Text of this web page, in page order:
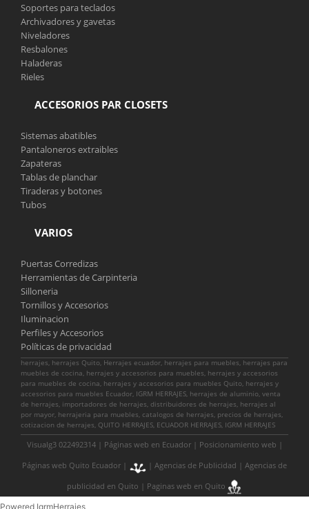
Soportes para teclados
Archivadores y gavetas
Niveladores
Resbalones
Haladeras
Rieles
ACCESORIOS PAR CLOSETS
Sistemas abatibles
Pantaloneros extraibles
Zapateras
Tablas de planchar
Tiraderas y botones
Tubos
VARIOS
Puertas Corredizas
Herramientas de Carpinteria
Silloneria
Tornillos y Accesorios
Iluminacion
Perfiles y Accesorios
Políticas de privacidad
herrajes, herrajes Quito, Herrajes ecuador, herrajes para muebles, herrajes para
muebles de cocina, herrajes y accesorios para muebles, herrajes y accesorios
para muebles de cocina, herrajes y accesorios para muebles Quito, herrajes y
accesorios para muebles Ecuador, IGRM HERRAJES, herrajes de aluminio, venta
de herrajes, importadores de herrajes, distribuidores de herrajes, herrajes al
por mayor, herrajeria para muebles, catalogos de herrajes, precios de herrajes,
cotizacion de herrajes, QUITO HERRAJES, ECUADOR HERRAJES, IGRM HERRAJES
Visualg3 022492314 | Páginas web en Ecuador| Posicionamiento web |
Páginas web Quito Ecuador | | Agencias de Publicidad | Agencias de
publicidad en Quito | Paginas web en Quito
Powered IgrmHerrajes